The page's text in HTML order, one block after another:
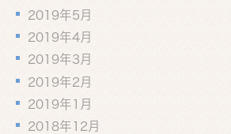
2019年5月
2019年4月
2019年3月
2019年2月
2019年1月
2018年12月